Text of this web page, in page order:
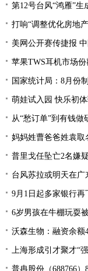
第12号台风“鸿雁”生
打响“调整优化房地
美网公开赛传捷报
苹果TWS耳机市场
国家统计局：8月份制造业
萌娃试入园 快乐初体验
从“愁订单”到有钱
妈妈姓曹爸爸姓袁取
普里戈任坠亡2名嫌
台风苏拉或明天在
9月1日起多家银行
6岁男孩在牛棚玩耍
沃森生物：融资余额
上海形成引才聚才“
普冉股份（688766